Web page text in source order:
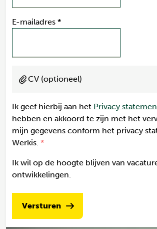
E-mailadres *
CV (optioneel)
Ik geef hierbij aan het Privacy
hebben en akkoord te zijn met het
mijn gegevens conform het privacy
Werkis.
Ik wil op de hoogte blijven van
ontwikkelingen.
Versturen